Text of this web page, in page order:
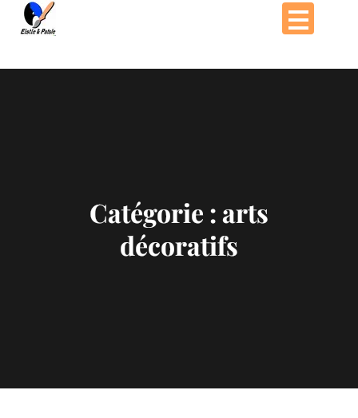
Passer
Catégorie :arts
décoratifs